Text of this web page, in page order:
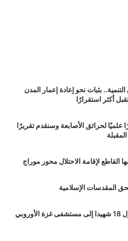
بثبات نحو إعادة إعمار المدن
أكثر استقرارًا
علميًا لحرائق الأصابعة وسنقدم تقريرًا
القاطع لإقامة الاحتلال محور موراج
بحق المقدسات الإسلامية
الاحتلال يواصل جرائمه.. وصول 18 شهيدا إلى مستشفى غزة الأوروبي